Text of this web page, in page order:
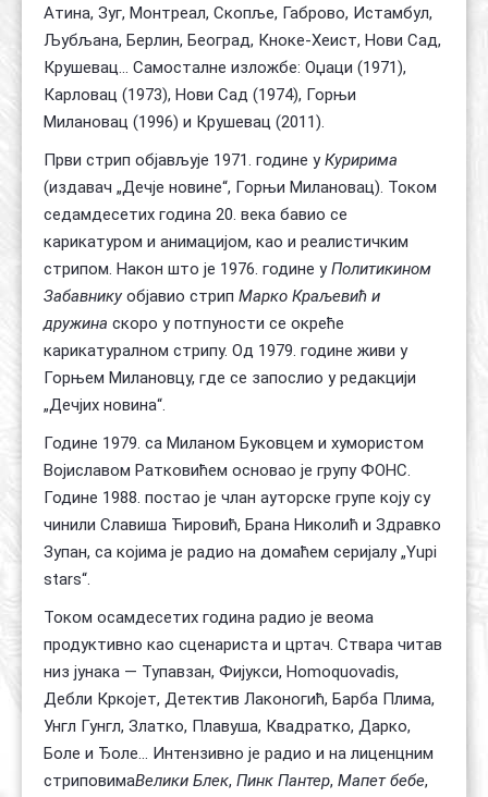
Атина, Зуг, Монтреал, Скопље, Габрово, Истамбул,
Љубљана, Берлин, Београд, Кноке-Хеист, Нови Сад,
Крушевац… Самосталне изложбе: Оџаци (1971),
Карловац (1973), Нови Сад (1974), Горњи
Милановац (1996) и Крушевац (2011).
Први стрип објављује 1971. године уКуририма
(издавач „Дечје новине“, Горњи Милановац). Током
седамдесетих година 20. века бавио се
карикатуром и анимацијом, као и реалистичким
стрипом. Након што је 1976. године уПолитикином
Забавникуобјавио стрип Марко Краљевић и
дружина скоро у потпуности се окреће
карикатуралном стрипу. Од 1979. године живи у
Горњем Милановцу, где се запослио у редакцији
„Дечјих новина“.
Године 1979. са Миланом Буковцем и хумористом
Војиславом Ратковићем основао је групу ФОНС.
Године 1988. постао је члан ауторске групе коју су
чинили Славиша Ћировић, Брана Николић и Здравко
Зупан, са којима је радио на домаћем серијалу „Yupi
stars“.
Током осамдесетих година радио је веома
продуктивно као сценариста и цртач. Ствара читав
низ јунака — Тупавзан, Фијукси, Homoquovadis,
Дебли Кркојет, Детектив Лаконогић, Барба Плима,
Унгл Гунгл, Златко, Плавуша, Квадратко, Дарко,
Боле и Ђоле... Интензивно је радио и на лиценцним
стриповимаВелики Блек, Пинк Пантер, Мапет бебе,